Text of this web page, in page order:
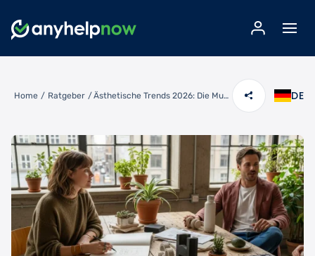
Home / Ratgeber / Ästhetische Trends 2026: Die Must-Have Styles, die dieses Jahr dominieren DE